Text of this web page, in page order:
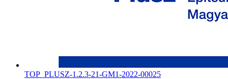
TOP_PLUSZ-1.2.3-21-GM1-2022-00025